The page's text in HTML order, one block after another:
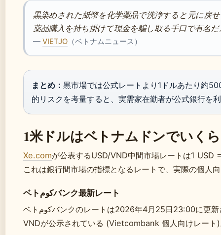
黒染めされた紙幣を化学薬品で洗浄すると元に戻
薬品購入を持ち掛けて現金を騙し取る手口で有名だ
— VIETJO （ベトナムニュース）
まとめ： 黒市場では公式レートより1ドルあたり約
的リスクを考量すると、実需家在勤者が公式銀行を
1米ドルはベトナムドンでいく
Xe.comが公表するUSD/VND中間市場レートは1
ベトكومバンク最新レート
ベトكومバンクのレートは2026年4月25日23:00に更新され、USD買値26,108.00 VND、売上値26,368.00
VNDが公示されている (Vietcombank 個人向けレート